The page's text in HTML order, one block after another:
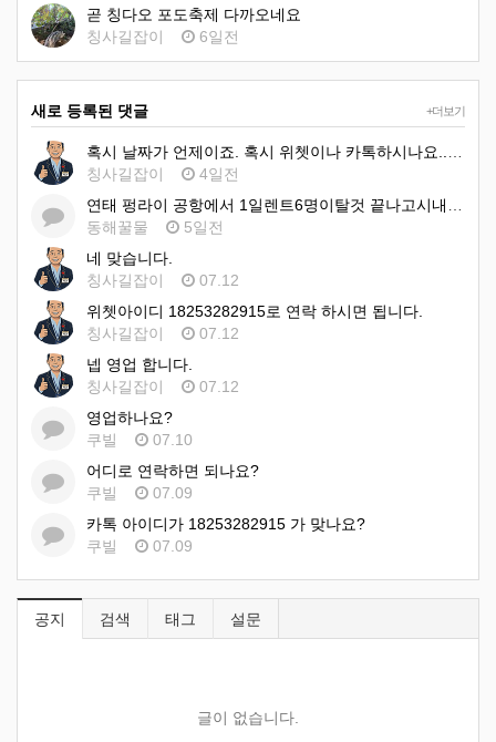
곧 칭다오 포도축제 다까오네요
칭사길잡이
6일전
+더보기
새로 등록된 댓글
칭사길잡이
4일전
동해꿀물
5일전
네 맞습니다.
칭사길잡이
07.12
위쳇아이디 18253282915로 연락 하시면 됩니다.
칭사길잡이
07.12
넵 영업 합니다.
칭사길잡이
07.12
영업하나요?
쿠빌
07.10
어디로 연락하면 되나요?
쿠빌
07.09
카톡 아이디가 18253282915 가 맞나요?
쿠빌
07.09
공지 검색 태그 설문
글이 없습니다.